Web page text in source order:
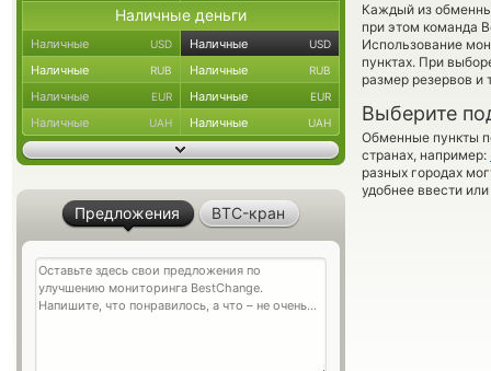
Каждый из
при этом команда
Использование
пунктах. При
размер резервов и
Выберите
Обменные пункты
странах, например:
разных городах
удобнее ввести
Наличные деньги
Наличные USD Наличные USD
Наличные RUB Наличные RUB
Наличные EUR Наличные EUR
Наличные UAH Наличные UAH
Предложения BTC-кран